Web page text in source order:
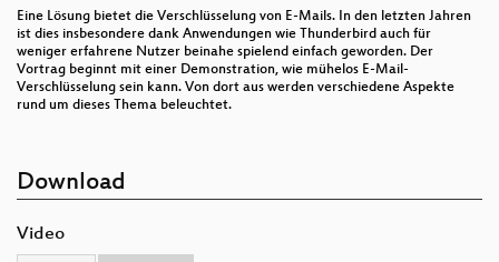
Eine Lösung bietet die Verschlüsselung von E-Mails. In den letzten Jahren
ist dies insbesondere dank Anwendungen wie Thunderbird auch für
weniger erfahrene Nutzer beinahe spielend einfach geworden. Der
Vortrag beginnt mit einer Demonstration, wie mühelos E-Mail-
Verschlüsselung sein kann. Von dort aus werden verschiedene Aspekte
rund um dieses Thema beleuchtet.
Download
Video